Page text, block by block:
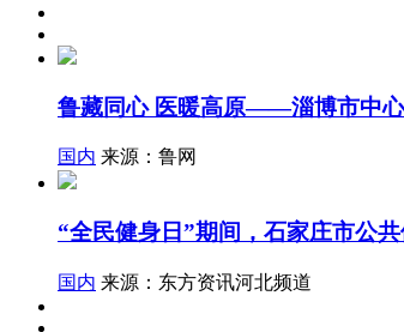
鲁藏同心 医暖高原——淄博市中
国内 来源：鲁网
“全民健身日”期间，石家庄市公
国内 来源：东方资讯河北频道